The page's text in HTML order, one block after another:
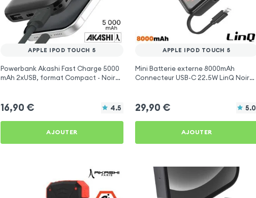
APPLE IPOD TOUCH 5
Powerbank Akashi Fast Charge 5000
mAh 2xUSB, format Compact - Noir
16,90 € 4.5
AJOUTER
APPLE IPOD TOUCH 5
Mini Batterie externe 8000mAh
Connecteur USB-C 22.5W LinQ Noir
29,90 € 5.0
AJOUTER